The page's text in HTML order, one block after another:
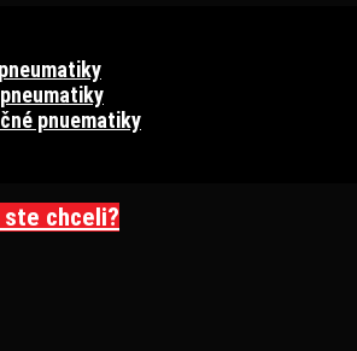
pnuematiky
chceli?